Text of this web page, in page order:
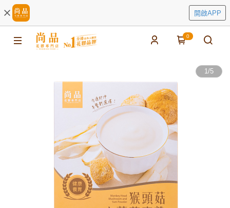
開啟APP
0
1/5